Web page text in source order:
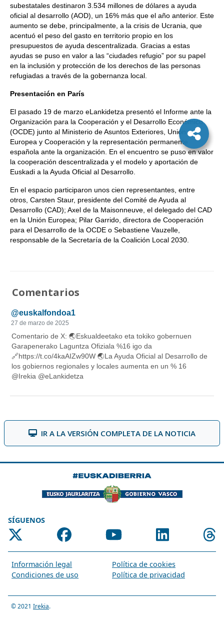
subestatales destinaron 3.534 millones de dólares a ayuda
oficial al desarrollo (AOD), un 16% más que el año anterior. Este
aumento se debe, principalmente, a la crisis de Ucrania, que
acentuó el peso del gasto en territorio propio en los
presupuestos de ayuda descentralizada. Gracias a estas
ayudas se puso en valor a las “ciudades refugio” por su papel
en la inclusión y protección de los derechos de las personas
refugiadas a través de la gobernanza local.
Presentación en París
El pasado 19 de marzo eLankidetza presentó el Informe ante la
Organización para la Cooperación y el Desarrollo Económico
(OCDE) junto al Ministerio de Asuntos Exteriores, Unión
Europea y Cooperación y la representación permanente
española ante la organización. En el encuentro se puso en valor
la cooperación descentralizada y el modelo y aportación de
Euskadi a la Ayuda Oficial al Desarrollo.
En el espacio participaron unos cien representantes, entre
otros, Carsten Staur, presidente del Comité de Ayuda al
Desarrollo (CAD); Axel de la Maisonneuve, el delegado del CAD
en la Unión Europea; Pilar Garrido, directora de Cooperación
para el Desarrollo de la OCDE o Sebastiene Vauzelle,
responsable de la Secretaría de la Coalición Local 2030.
Comentarios
IR A LA VERSIÓN COMPLETA DE LA NOTICIA
SÍGUENOS
Información legal
Política de cookies
Condiciones de uso
Política de privacidad
© 2021 Irekia.